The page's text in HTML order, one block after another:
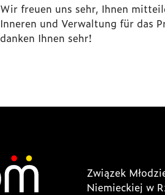
Wir freuen uns sehr, Ihnen
Inneren und Verwaltung für das
danken Ihnen sehr!
Związek
Niemieckiej w